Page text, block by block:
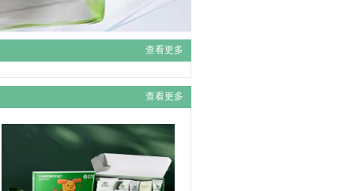
查看更多
查看更多